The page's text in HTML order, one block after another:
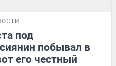
под
побывал в
его честный